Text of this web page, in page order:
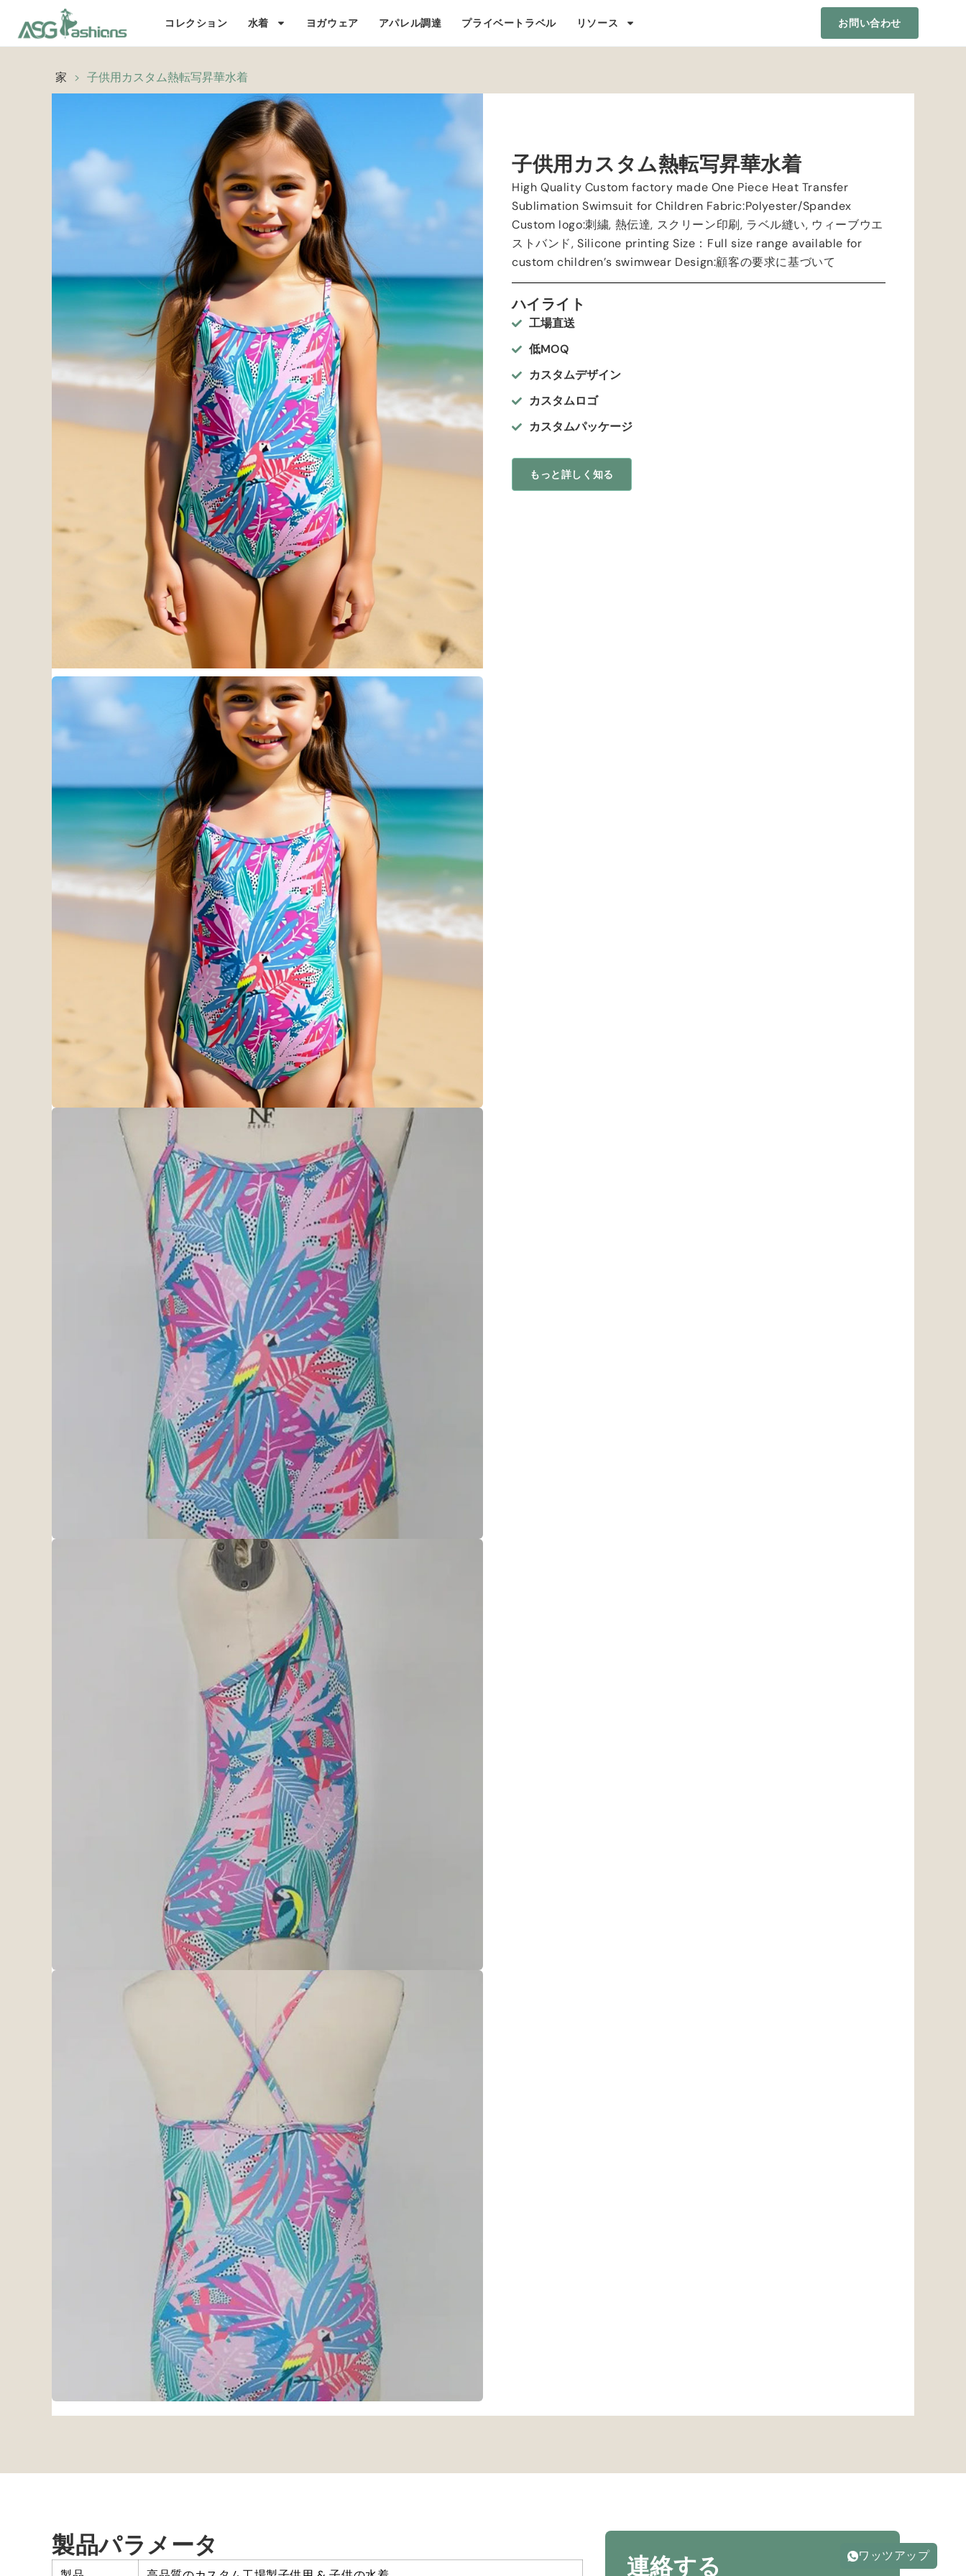
コレクション 水着 ヨガウェア アパレル調達 プライベートラベル リソース お問い合わせ
家 > 子供用カスタム熱転写昇華水着
子供用カスタム熱転写昇華水着
High Quality Custom factory made One Piece Heat Transfer
Sublimation Swimsuit for Children Fabric:Polyester/Spandex
Custom logo:刺繍, 熱伝達, スクリーン印刷, ラベル縫い, ウィーブウエ
ストバンド,Silicone printing Size ： Full size range available for
custom children’s swimwear Design:顧客の要求に基づいて
ハイライト
工場直送
低MOQ
カスタムデザイン
カスタムロゴ
カスタムパッケージ
もっと詳しく知る
製品パラメータ
連絡する ワッツアップ